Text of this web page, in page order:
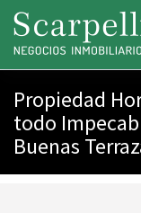
Propiedad
todo
Buenas